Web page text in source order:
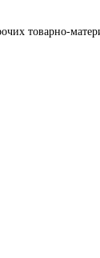
товарно-